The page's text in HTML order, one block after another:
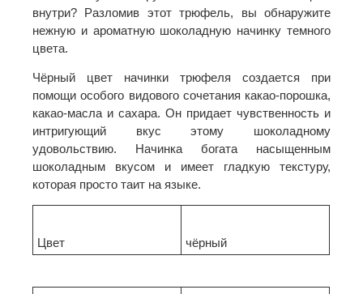
внутри? Разломив этот трюфель, вы обнаружите
нежную и ароматную шоколадную начинку темного
цвета.
Чёрный цвет начинки трюфеля создается при
помощи особого видового сочетания какао-порошка,
какао-масла и сахара. Он придает чувственность и
интригующий вкус этому шоколадному
удовольствию. Начинка богата насыщенным
шоколадным вкусом и имеет гладкую текстуру,
которая просто таит на языке.
Цвет чёрный